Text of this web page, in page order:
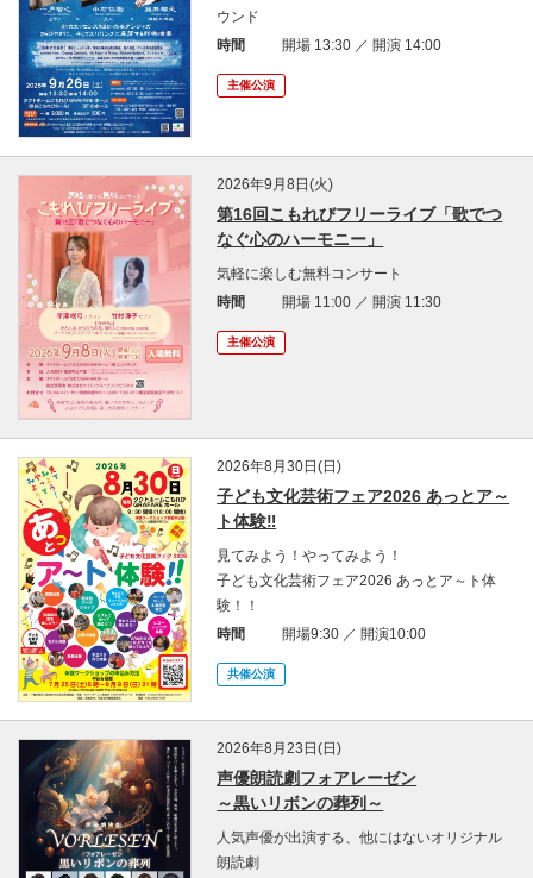
ウンド
時間
開場 13:30 ／ 開演 14:00
主催公演
2026年9月8日(火)
第16回こもれびフリーライブ「歌でつ
なぐ心のハーモニー」
気軽に楽しむ無料コンサート
時間
開場 11:00 ／ 開演 11:30
主催公演
2026年8月30日(日)
子ども文化芸術フェア2026 あっとア～
ト体験‼
見てみよう！やってみよう！
子ども文化芸術フェア2026 あっとア～ト体
験！！
時間
開場9:30 ／ 開演10:00
共催公演
2026年8月23日(日)
声優朗読劇フォアレーゼン
～黒いリボンの葬列～
人気声優が出演する、他にはないオリジナル
朗読劇